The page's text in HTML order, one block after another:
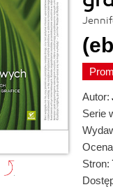
Autor:
Serie
Stron: